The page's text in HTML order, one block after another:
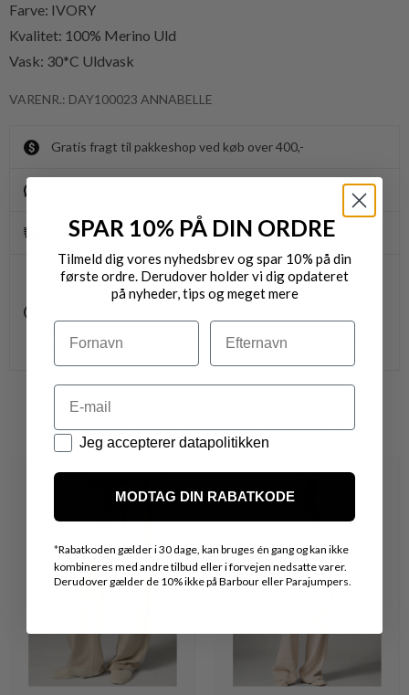
Farve: IVORY
Kvalitet: 100% Merino Uld
Vask: 30*C Uldvask
VARENR.: DAY100023 ANNABELLE
Gratis fragt til pakkeshop ved køb over 400,-
Levering 1-3 dage
OBS.
Ikke alle vores varer på webshoppen, befinder sig i
vores fysiske butikker.
Kontakt din nærmeste forretning for ydeligere info.
vedr. den ønskede vare.
VARER FRA SAMME MÆRKE
SPAR 10% PÅ DIN ORDRE
Tilmeld dig vores nyhedsbrev og spar 10% på din
første ordre. Derudover holder vi dig opdateret
på nyheder, tips og meget mere
Navn Efternavn
Email
Datapolitik
Jeg accepterer datapolitikken
MODTAG DIN RABATKODE
*Rabatkoden gælder i 30 dage, kan bruges én gang og kan ikke
kombineres med andre tilbud eller i forvejen nedsatte varer.
Derudover gælder de 10% ikke på Barbour eller Parajumpers.